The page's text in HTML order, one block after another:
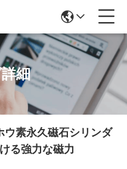
細
ウ素永久磁石シリンダ
る強力な磁力